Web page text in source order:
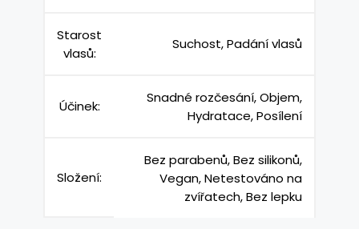
Starost
vlasů:
Suchost, Padání vlasů
Účinek:
Snadné rozčesání, Objem,
Hydratace, Posílení
Složení:
Bez parabenů, Bez silikonů,
Vegan, Netestováno na
zvířatech, Bez lepku